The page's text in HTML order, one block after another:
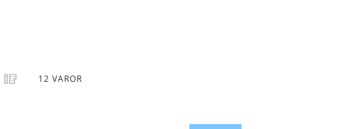
VISA
SOM
RutnätLista
12 VAROR